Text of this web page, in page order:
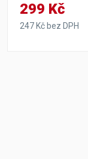
299 Kč
247 Kč bez DPH